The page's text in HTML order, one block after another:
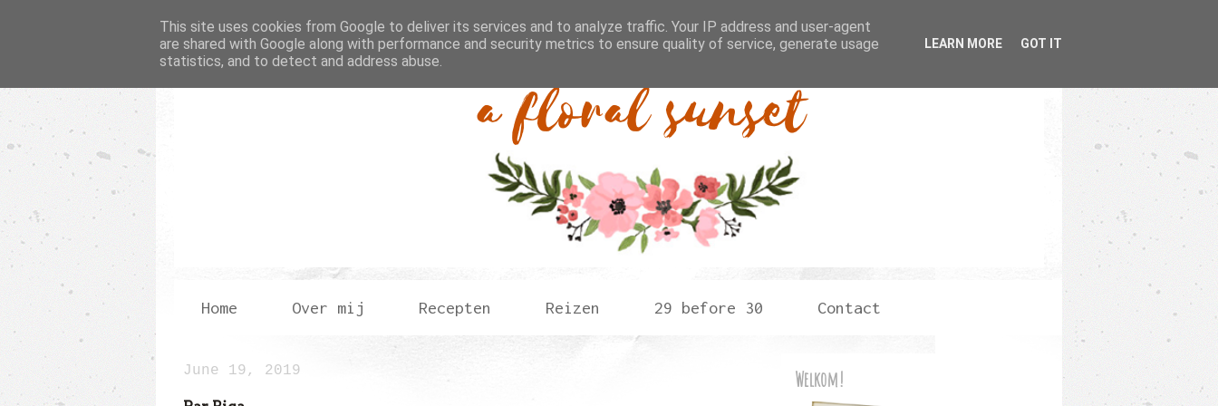
Home Over mij Recepten Reizen 29 before 30 Contact
June 19, 2019 Welkom!
This site uses cookies from Google to deliver its services and to analyze traffic. Your IP address and user-agent
are shared with Google along with performance and security metrics to ensure quality of service, generate usage
statistics, and to detect and address abuse.
LEARN MORE GOT IT